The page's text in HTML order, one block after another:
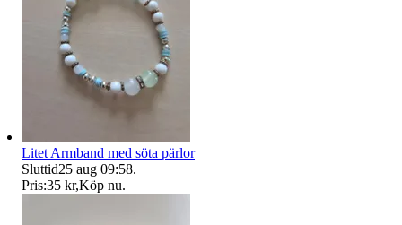
Litet Armband med söta pärlor
Sluttid25 aug 09:58.
Pris:35 kr,Köp nu.